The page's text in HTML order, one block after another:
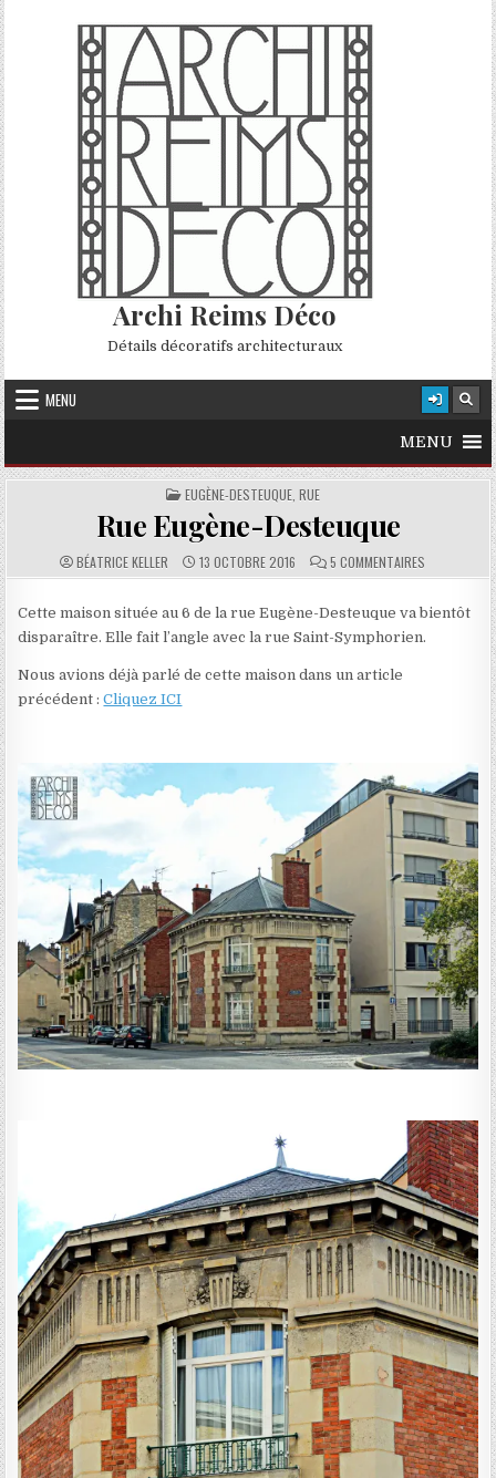
Skip to content
Archi Reims Déco
Détails décoratifs architecturaux
MENU
MENU
POSTED IN
EUGÈNE-DESTEUQUE, RUE
Rue Eugène-Desteuque
AUTHOR:
BÉATRICE KELLER PUBLISHED DATE:
13 OCTOBRE 2016 COMMENTS:
5 COMMENTAIRES SUR RUE
Cette maison située au 6 de la rue Eugène-Desteuque va bientôt
disparaître. Elle fait l’angle avec la rue Saint-Symphorien.
Nous avions déjà parlé de cette maison dans un article
précédent :Cliquez ICI